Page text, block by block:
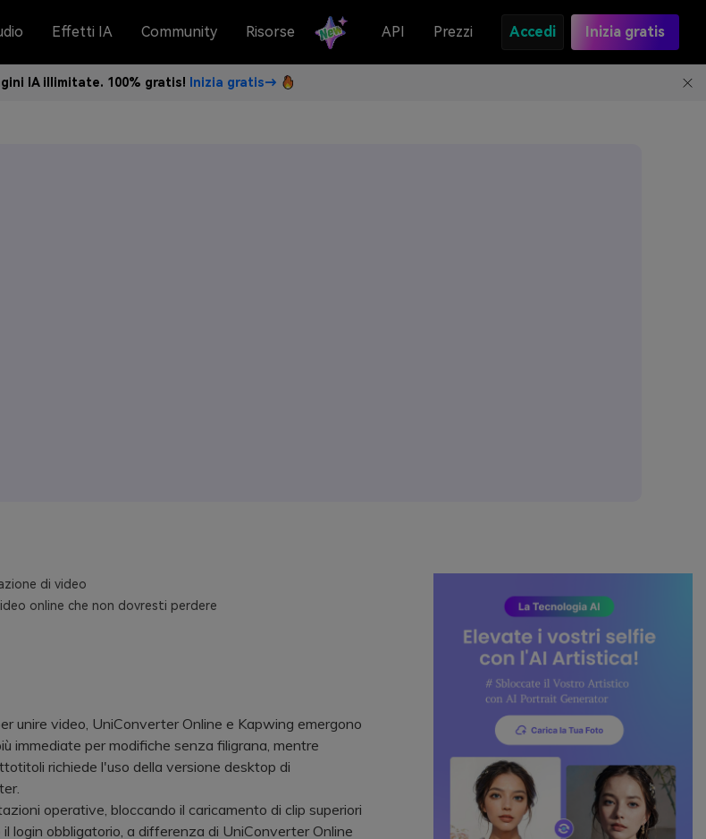
Effetti IA Community Risorse API Prezzi Accedi Inizia gratis
IA illimitate. 100% gratis! Inizia gratis→
di video
online che non dovresti perdere
unire video, UniConverter Online e Kapwing emergono
immediate per modifiche senza filigrana, mentre
richiede l'uso della versione desktop di
operative, bloccando il caricamento di clip superiori
login obbligatorio, a differenza di UniConverter Online